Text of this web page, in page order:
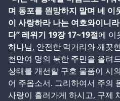
며 동포를 원망하지 말며 네 이
이 사랑하라 나는 여호와이니
다” 레위기 19장 17~19절에 이
하나님, 안전한 먹거리와 깨끗
천만여 명의 북한 주민을 올려
상태를 개선할 구호 물품이 시
어 주옵소서. 그리하여서 주의
사랑이 흘러가게 하시고, 구제